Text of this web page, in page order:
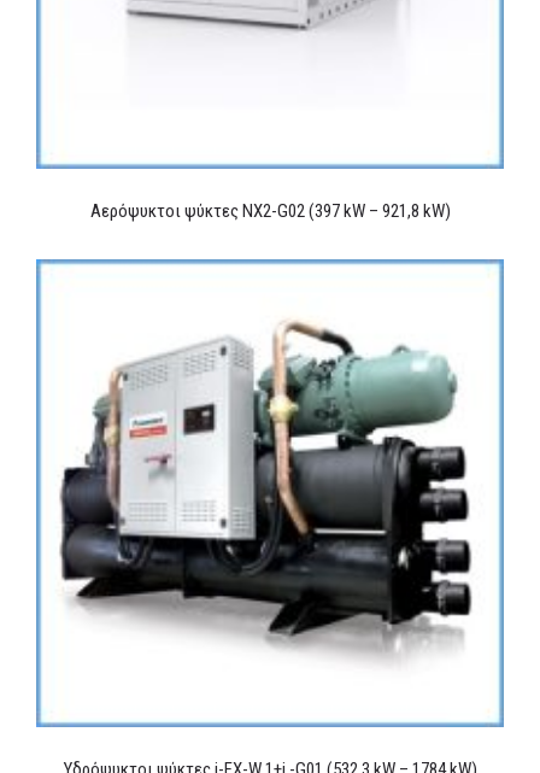
Αερόψυκτοι ψύκτες NX2-G02 (397 kW – 921,8 kW)